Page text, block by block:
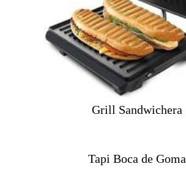
Grill Sandwichera
Tapi Boca de Goma